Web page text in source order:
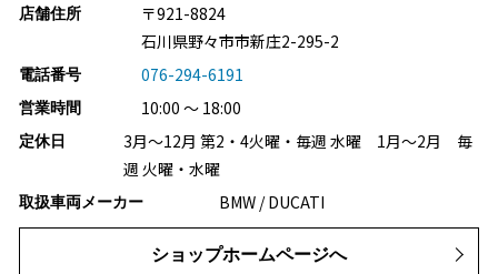
店舗住所
〒921-8824
石川県野々市市新庄2-295-2
電話番号 076-294-6191
営業時間 10:00 ～ 18:00
定休日
3月～12月 第2・4火曜・毎週 水曜 1月～2月 毎
週 火曜・水曜
取扱車両メーカー BMW / DUCATI
ショップホームページへ